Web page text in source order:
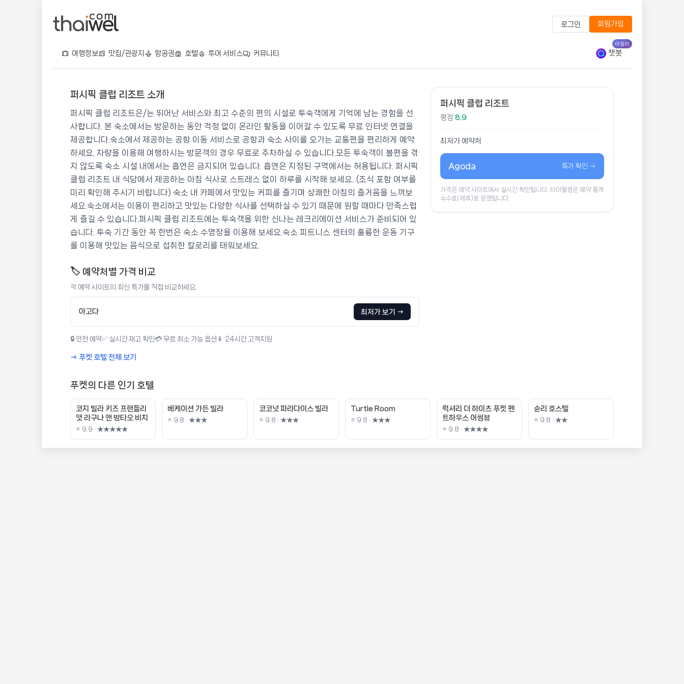
로그인 회원가입
여행정보 맛집/관광지 항공권 호텔 투어 서비스 커뮤니티 챗봇
아일리
퍼시픽 클럽 리조트
📍 푸켓★★★★ ⭐ 8.9
💰 최저가 확인 · 예약하기
퍼시픽 클럽 리조트 소개
퍼시픽 클럽 리조트은/는 뛰어난 서비스와 최고 수준의 편의 시설로 투숙객에게 기억에 남는 경험을 선
사합니다. 본 숙소에서는 방문하는 동안 걱정 없이 온라인 활동을 이어갈 수 있도록 무료 인터넷 연결을
제공합니다.숙소에서 제공하는 공항 이동 서비스로 공항과 숙소 사이를 오가는 교통편을 편리하게 예약
하세요. 차량을 이용해 여행하시는 방문객의 경우 무료로 주차하실 수 있습니다.모든 투숙객이 불편을 겪
지 않도록 숙소 시설 내에서는 흡연은 금지되어 있습니다. 흡연은 지정된 구역에서는 허용됩니다. 퍼시픽
클럽 리조트 내 식당에서 제공하는 아침 식사로 스트레스 없이 하루를 시작해 보세요. (조식 포함 여부를
미리 확인해 주시기 바랍니다) 숙소 내 카페에서 맛있는 커피를 즐기며 상쾌한 아침의 즐거움을 느껴보
세요.숙소에서는 이용이 편리하고 맛있는 다양한 식사를 선택하실 수 있기 때문에 원할 때마다 만족스럽
게 즐길 수 있습니다.퍼시픽 클럽 리조트에는 투숙객을 위한 신나는 레크리에이션 서비스가 준비되어 있
습니다. 투숙 기간 동안 꼭 한번은 숙소 수영장을 이용해 보세요.숙소 피트니스 센터의 훌륭한 운동 기구
를 이용해 맛있는 음식으로 섭취한 칼로리를 태워보세요.
🏷️ 예약처별 가격 비교
각 예약 사이트의 최신 특가를 직접 비교하세요.
아고다 최저가 보기 →
🔒 안전 예약✅ 실시간 재고 확인💳 무료 취소 가능 옵션 📱 24시간 고객지원
→ 푸켓 호텔 전체 보기
퍼시픽 클럽 리조트
평점 8.9
최저가 예약처
Agoda 특가 확인 →
가격은 예약 사이트에서 실시간 확인됩니다. 타이웰컴은 예약 중개
수수료(제휴)로 운영됩니다.
푸켓의 다른 인기 호텔
코지 빌라 키즈 프랜들리
앳 라구나 앤 방타오 비치
⭐ 9.9 · ★★★★★
베케이션 가든 빌라
⭐ 9.8 · ★★★
코코넛 파라다이스 빌라
⭐ 9.8 · ★★★
Turtle Room
⭐ 9.8 · ★★★
럭셔리 더 하이츠 푸켓 펜
트하우스 어썸뷰
⭐ 9.8 · ★★★★
슌리 호스텔
⭐ 9.8 · ★★